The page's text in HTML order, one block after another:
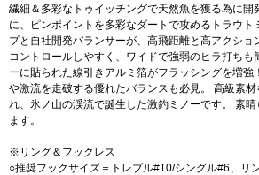
繊細＆多彩なトゥイッチングで天然魚を獲る為に開
に、ピンポイントを多彩なダートで攻めるトラウト
プと自社開発バランサーが、高飛距離と高アクショ
コントロールしやすく、ワイドで強弱のヒラ打ちも
ーに貼られた線引きアルミ箔がフラッシングを増強
や激流を走破する優れたバランスも必見。 高級素
れ、氷ノ山の渓流で誕生した激釣ミノーです。 素
ます。
※リング＆フックレス
○推奨フックサイズ＝トレブル#10/シングル#6、リ